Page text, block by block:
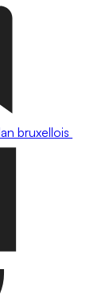
bruxellois